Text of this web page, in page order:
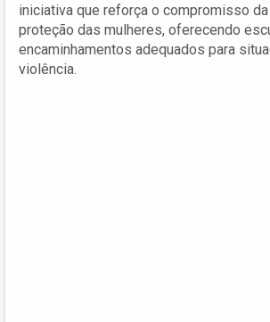
iniciativa que reforça o compromisso
proteção das mulheres, oferecendo
encaminhamentos adequados para
violência.